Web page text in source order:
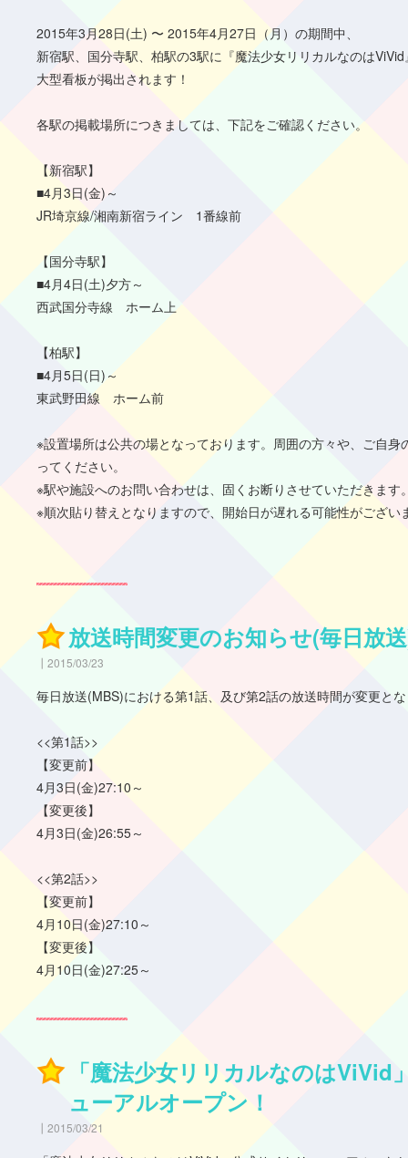
2015年3月28日(土) 〜 2015年4月27日（月）の期間中、
新宿駅、国分寺駅、柏駅の3駅に『魔法少女リリカルなのはViVid
大型看板が掲出されます！
各駅の掲載場所につきましては、下記をご確認ください。
【新宿駅】
■4月3日(金)～
JR埼京線/湘南新宿ライン 1番線前
【国分寺駅】
■4月4日(土)夕方～
西武国分寺線 ホーム上
【柏駅】
■4月5日(日)～
東武野田線 ホーム前
※設置場所は公共の場となっております。周囲の方々や、ご自身
ってください。
※駅や施設へのお問い合わせは、固くお断りさせていただきます
※順次貼り替えとなりますので、開始日が遅れる可能性がござい
放送時間変更のお知らせ(毎日放
2015/03/23
毎日放送(MBS)における第1話、及び第2話の放送時間が変更と
<<第1話>>
【変更前】
4月3日(金)27:10～
【変更後】
4月3日(金)26:55～
<<第2話>>
【変更前】
4月10日(金)27:10～
【変更後】
4月10日(金)27:25～
「魔法少女リリカルなのはViVid
ューアルオープン！
2015/03/21